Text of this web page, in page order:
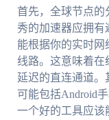
首先，全球节点
秀的加速器应拥有
能根据你的实时网
线路。这意味着
延迟的直连通道
可能包括Android手
一个好的工具应该